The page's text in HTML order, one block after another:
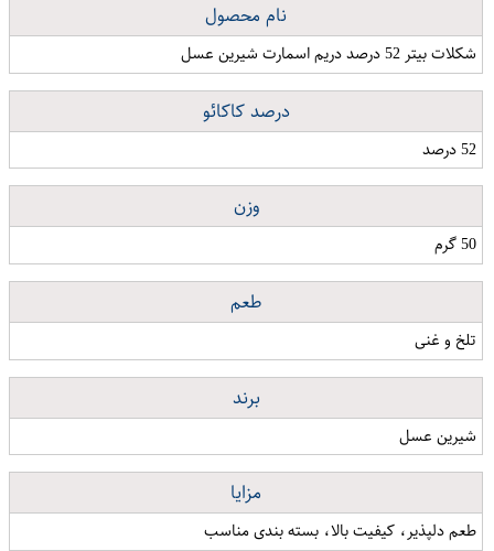
نام محصول
شکلات بیتر 52 درصد دریم اسمارت شیرین عسل
درصد کاکائو
52 درصد
وزن
50 گرم
طعم
تلخ و غنی
برند
شیرین عسل
مزایا
طعم دلپذیر، کیفیت بالا، بسته بندی مناسب